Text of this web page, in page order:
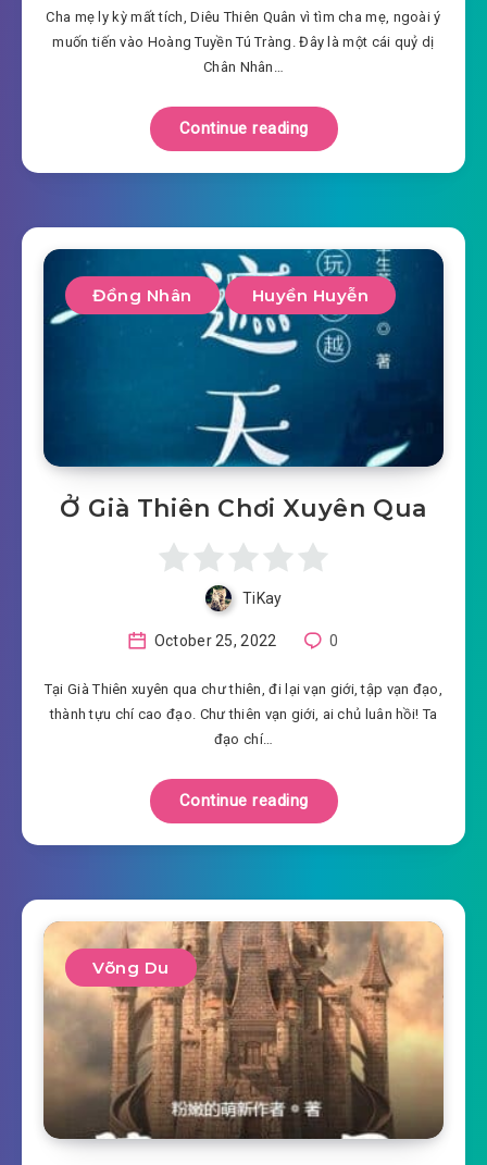
Cha mẹ ly kỳ mất tích, Diêu Thiên Quân vì tìm cha mẹ, ngoài ý
muốn tiến vào Hoàng Tuyền Tú Tràng. Đây là một cái quỷ dị
Chân Nhân…
Continue reading
Đồng Nhân Huyền Huyễn
Ở Già Thiên Chơi Xuyên Qua
TiKay
October 25, 2022 0
Tại Già Thiên xuyên qua chư thiên, đi lại vạn giới, tập vạn đạo,
thành tựu chí cao đạo. Chư thiên vạn giới, ai chủ luân hồi! Ta
đạo chí…
Continue reading
Võng Du